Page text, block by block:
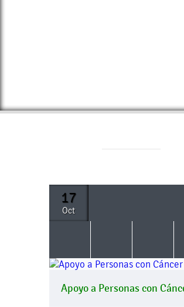
17
Oct
Apoyo a Personas con